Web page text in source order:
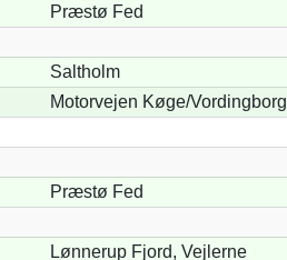
Præstø Fed
Saltholm
Motorvejen Køge/Vordingborg
Præstø Fed
Lønnerup Fjord, Vejlerne